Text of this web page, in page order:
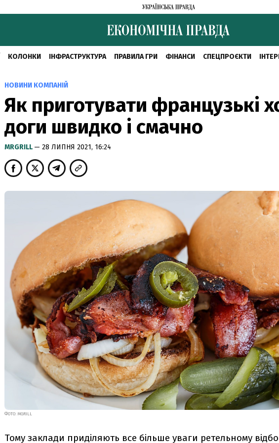
КОЛОНКИ ІНФРАСТРУКТУРА ПРАВИЛА ГРИ ФІНАНСИ СПЕЦПРОЄКТИ
НОВИНИ КОМПАНІЙ
Як приготувати французькі
доги швидко і смачно
MRGRILL — 28 ЛИПНЯ 2021, 16:24
ФОТО: MGRILL
Тому заклади приділяють все більше уваги ретельному